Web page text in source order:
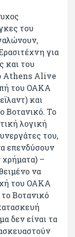
του
για
και του
Αthens Alive
του ΟΑΚΑ
και
Βοτανικό. Το
λογική
του,
επενδύσουν
χρήματα) –
να
του ΟΑΚΑ
Βοτανικό
δεν είναι τα